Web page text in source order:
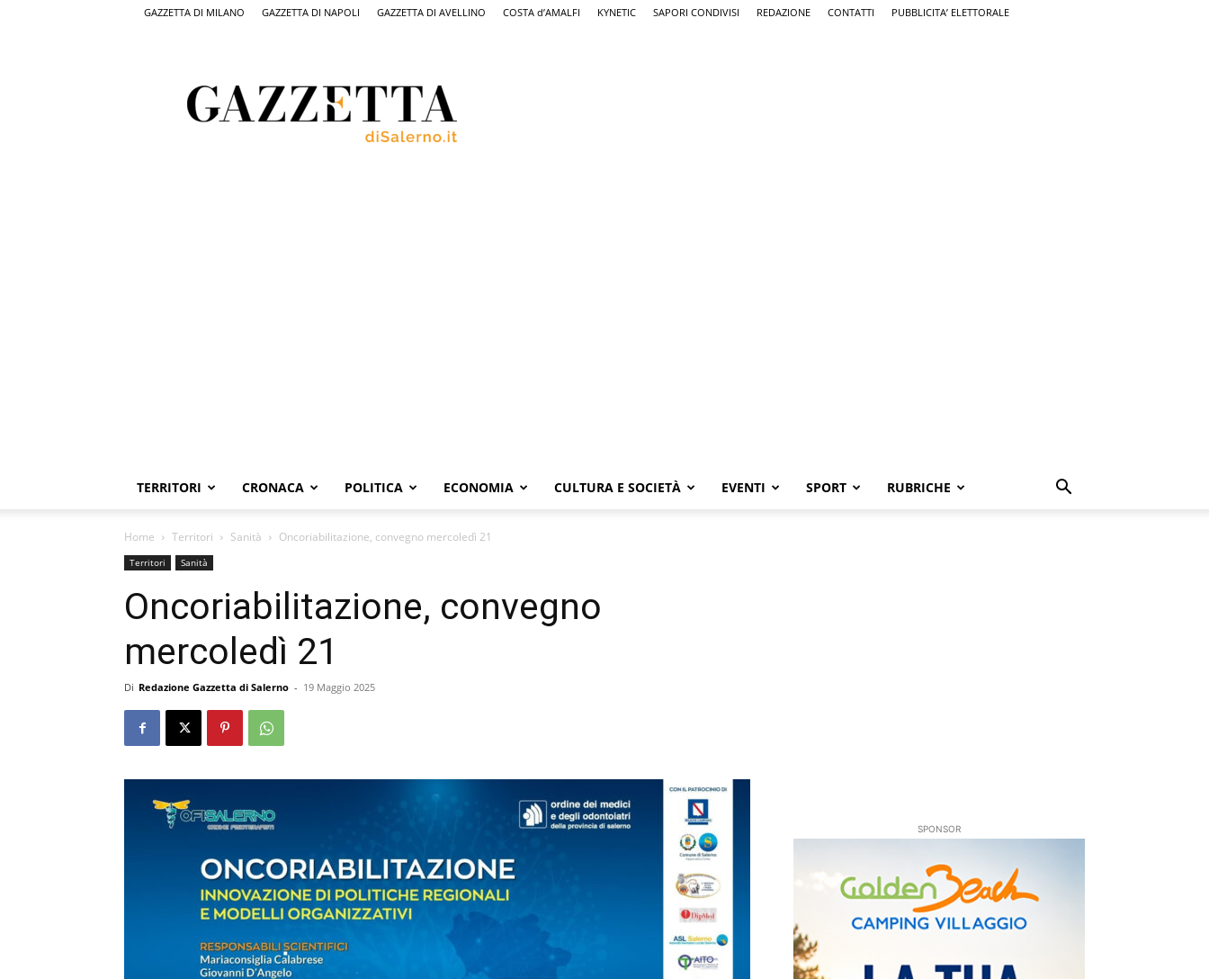
GAZZETTA DI MILANO GAZZETTA DI NAPOLI GAZZETTA DI AVELLINO COSTA d’AMALFI KYNETIC SAPORI CONDIVISI REDAZIONE CONTATTI PUBBLICITA’ ELETTORALE
Salerno,
il
quotidiano
TERRITORI CRONACA POLITICA ECONOMIA CULTURA E SOCIETÀ EVENTI SPORT RUBRICHE
Home Territori Sanità Oncoriabilitazione, convegno mercoledì 21
Territori Sanità
Oncoriabilitazione, convegno
mercoledì 21
Di Redazione Gazzetta di Salerno - 19 Maggio 2025
SPONSOR